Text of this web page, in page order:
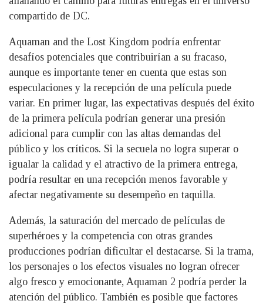
compartido de DC.
Aquaman and the Lost Kingdom podría enfrentar
desafíos potenciales que contribuirían a su fracaso,
aunque es importante tener en cuenta que estas son
especulaciones y la recepción de una película puede
variar. En primer lugar, las expectativas después del éxito
de la primera película podrían generar una presión
adicional para cumplir con las altas demandas del
público y los críticos. Si la secuela no logra superar o
igualar la calidad y el atractivo de la primera entrega,
podría resultar en una recepción menos favorable y
afectar negativamente su desempeño en taquilla.
Además, la saturación del mercado de películas de
superhéroes y la competencia con otras grandes
producciones podrían dificultar el destacarse. Si la trama,
los personajes o los efectos visuales no logran ofrecer
algo fresco y emocionante, Aquaman 2 podría perder la
atención del público. También es posible que factores